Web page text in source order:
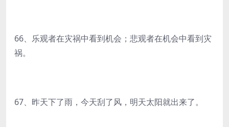
66、乐观者在灾祸中看到机会；悲观者在机会中看到灾
祸。
67、昨天下了雨，今天刮了风，明天太阳就出来了。